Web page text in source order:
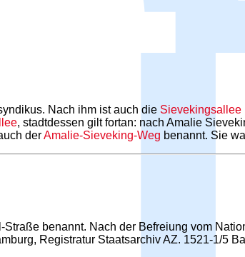
Nach ihm ist auch die Sievekingsallee
, stadtdessen gilt fortan: nach Amalie
derAmalie-Sieveking-Weg benannt. Sie
benannt. Nach der Befreiung vom
Registratur Staatsarchiv AZ. 1521-1/5